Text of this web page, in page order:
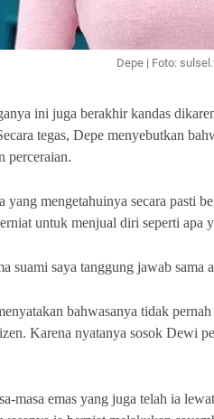
Depe | Foto:
ini juga berakhir kandas
tegas, Depe menyebutkan
perceraian.
yang mengetahuinya secara pasti
untuk menjual diri seperti apa
suami saya tanggung jawab sama
bahwasanya tidak
Karena nyatanya sosok Dewi
masa emas yang juga telah ia